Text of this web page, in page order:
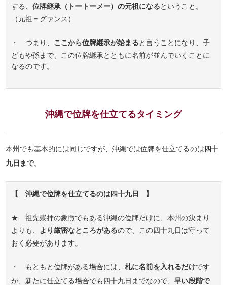
する、位牌継承（トートーメー）の元祖になるということ。
（元祖＝グァンス）
・ つまり、 ここから位牌継承が始まると言うことになり、子
どもや孫まで、この位牌継承とともに名前が並んでいくことに
なるのです。
沖縄で位牌を仕立てるタイミング
本州でも基本的には同じですが、沖縄では位牌を仕立てるのは 四十
九日まで。
【 沖縄で位牌を仕立てるのは四十九日 】
★ 祖先崇拝の象徴でもある沖縄の位牌だけに、本州の決まり
よりも、 より厳密なところがあるので、この四十九日は守って
おく必要があります。
・ もともと位牌がある場合には、札に名前を入れるだけです
が、新たに仕立てる場合でも四十九日までなので、早い段階で